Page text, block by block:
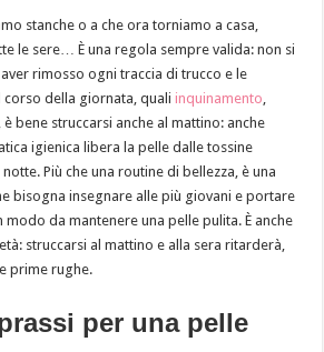
stanche o a che ora torniamo a casa,
le sere… È una regola sempre valida: non si
rimosso ogni traccia di trucco e le
corso della giornata, qualiinquinamento
bene struccarsi anche al mattino: anche
igienica libera la pelle dalle tossine
Più che una routine di bellezza, è una
bisogna insegnare alle più giovani e portare
modo da mantenere una pelle pulita. È anche
struccarsi al mattino e alla sera ritarderà,
prime rughe.
per una pelle